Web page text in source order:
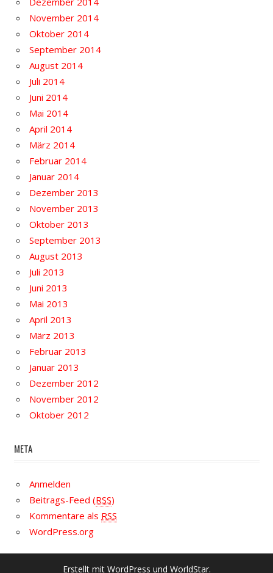
November 2014
Oktober 2014
September 2014
August 2014
Juli 2014
Juni 2014
Mai 2014
April 2014
März 2014
Februar 2014
Januar 2014
Dezember 2013
November 2013
Oktober 2013
September 2013
August 2013
Juli 2013
Juni 2013
Mai 2013
April 2013
März 2013
Februar 2013
Januar 2013
Dezember 2012
November 2012
Oktober 2012
META
Anmelden
Beitrags-Feed (RSS)
Kommentare als RSS
WordPress.org
Erstellt mit WordPress und WorldStar.